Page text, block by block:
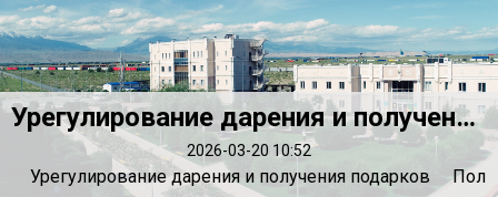
Урегулирование дарения и получения подарков
2026-03-20 10:52
Урегулирование дарения и получения подарков Пол